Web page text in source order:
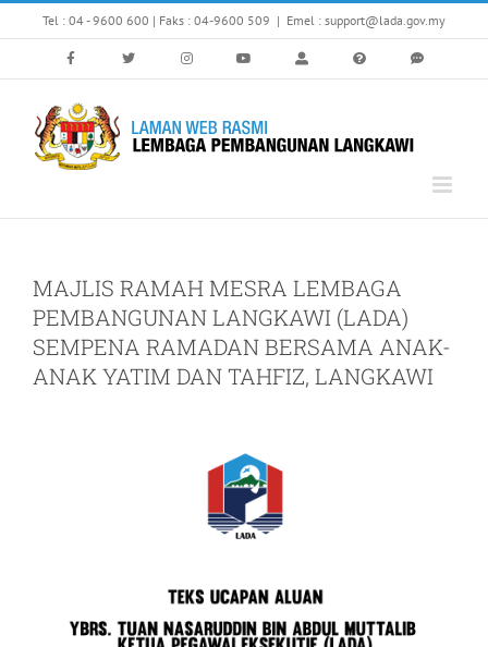
to
Tel : 04 - 9600 600 | Faks : 04-9600 509 | Emel : support@lada.gov.my
MAJLIS RAMAH MESRA LEMBAGA
PEMBANGUNAN LANGKAWI (LADA)
SEMPENA RAMADAN BERSAMA ANAK-
ANAK YATIM DAN TAHFIZ, LANGKAWI